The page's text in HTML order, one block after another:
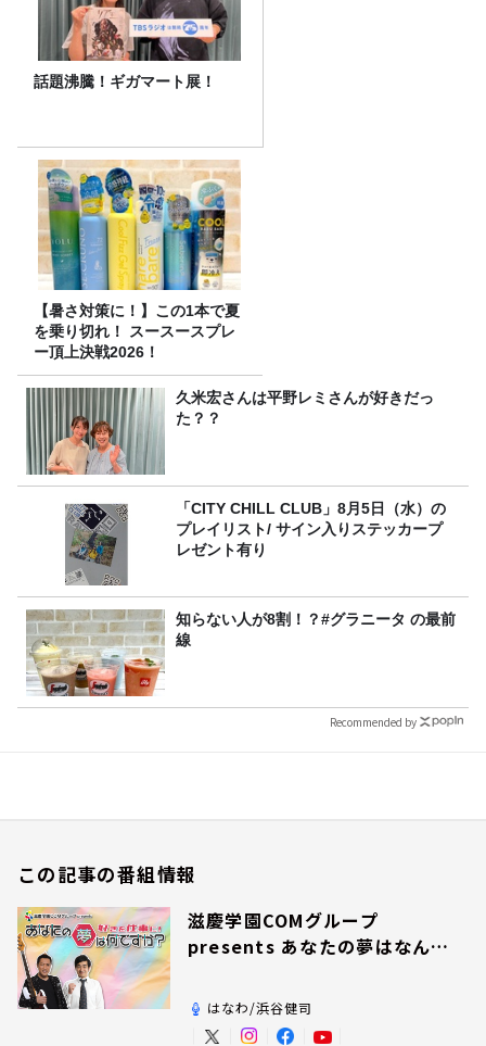
話題沸騰！ギガマート展！
【暑さ対策に！】この1本で夏
を乗り切れ！ スースースプレ
ー頂上決戦2026！
久米宏さんは平野レミさんが好きだっ
た？？
「CITY CHILL CLUB」8月5日（水）の
プレイリスト/ サイン入りステッカープ
レゼント有り
知らない人が8割！？#グラニータ の最前
線
Recommended by
この記事の番組情報
滋慶学園COMグループ
presents あなたの夢はなんで
はなわ/浜谷健司